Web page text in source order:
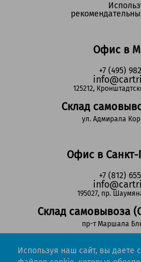
Офис в
+7 (495)
125212,
Склад
ул. Адмирала
Офис в Санкт-
+7 (812)
195027, пр.
Склад самовывоза
пр-т Маршала
Используя наш сайт, вы даете